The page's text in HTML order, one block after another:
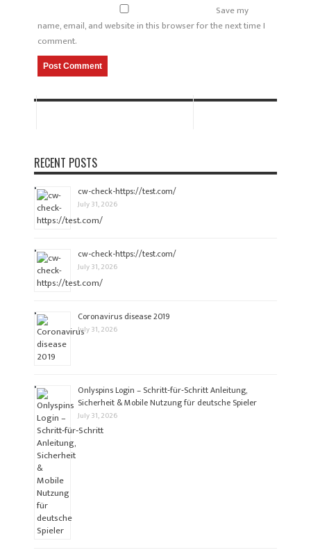
Save my
name, email, and website in this browser for the next time I
comment.
RECENT POSTS
cw-check-https://test.com/
July 31, 2026
cw-check-https://test.com/
July 31, 2026
Coronavirus disease 2019
July 31, 2026
Onlyspins Login – Schritt‑für‑Schritt Anleitung,
Sicherheit & Mobile Nutzung für deutsche Spieler
July 31, 2026